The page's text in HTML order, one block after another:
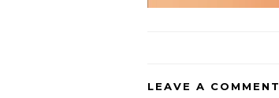
LEAVE A COMMENT